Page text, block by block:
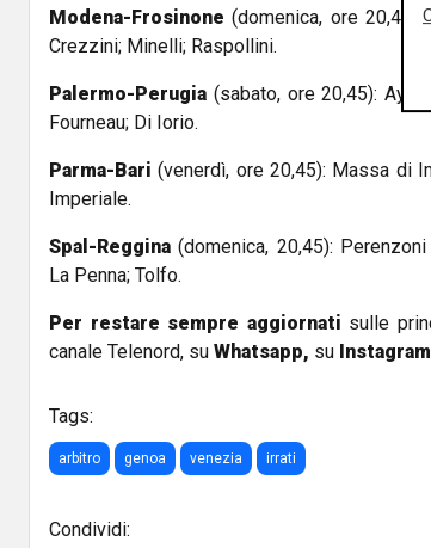
Modena-Frosinone (domenica, ore 20,45):
Crezzini; Minelli; Raspollini.
Palermo-Perugia (sabato, ore 20,45):
Fourneau; Di Iorio.
Parma-Bari (venerdì, ore 20,45): Massa di
Imperiale.
Spal-Reggina (domenica, 20,45):
La Penna; Tolfo.
Per restare sempre aggiornati sulle
canale Telenord, su Whatsapp, su Instagram
Tags:
arbitro genoa venezia irrati
Condividi: